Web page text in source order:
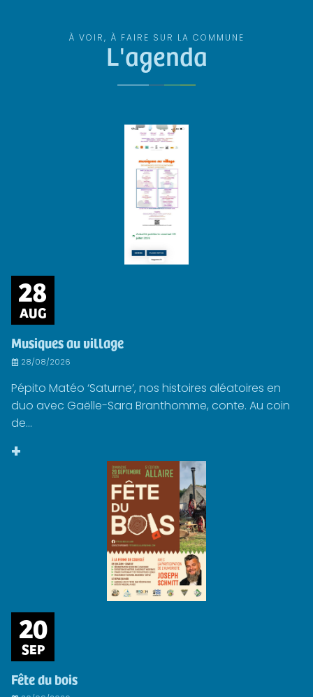
À VOIR, À FAIRE SUR LA COMMUNE
L'agenda
28
AUG
Musiques au village
28/08/2026
Pépito Matéo ‘Saturne’, nos histoires aléatoires en
duo avec Gaëlle-Sara Branthomme, conte. Au coin
de...
+
20
SEP
Fête du bois